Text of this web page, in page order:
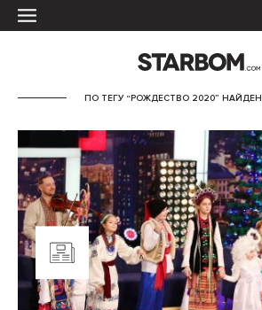
ПО ТЕГУ “РОЖДЕСТВО 2020”